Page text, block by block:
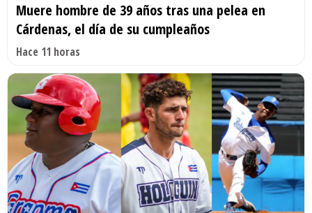
Muere hombre de 39 años tras una pelea en
Cárdenas, el día de su cumpleaños
Hace 11 horas